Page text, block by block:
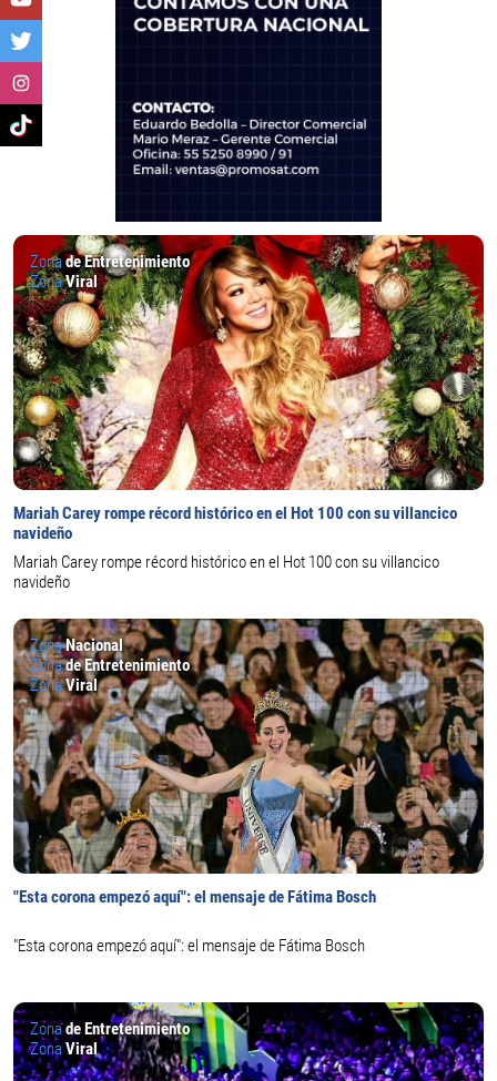
Zonade Entretenimiento
ZonaViral
Mariah Carey rompe récord histórico en el Hot 100 con su villancico
navideño
Mariah Carey rompe récord histórico en el Hot 100 con su villancico
navideño
ZonaNacional
Zonade Entretenimiento
ZonaViral
"Esta corona empezó aquí": el mensaje de Fátima Bosch
"Esta corona empezó aquí": el mensaje de Fátima Bosch
Zonade Entretenimiento
ZonaViral